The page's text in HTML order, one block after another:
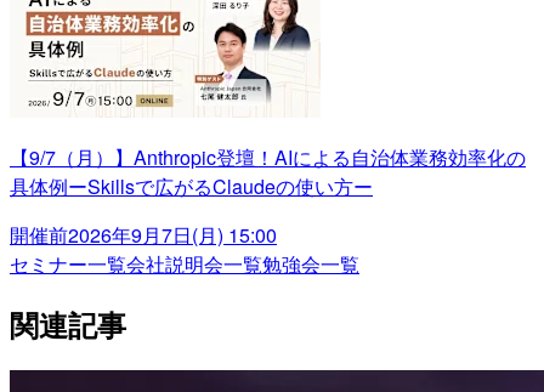
【9/7（月）】Anthropic登壇！AIによる自治体業務効率化の
具体例ーSkillsで広がるClaudeの使い方ー
開催前2026年9月7日(月) 15:00
セミナー一覧会社説明会一覧勉強会一覧
関連記事